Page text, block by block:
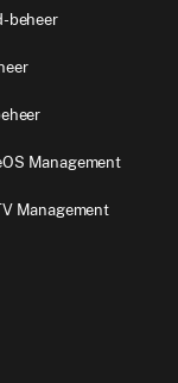
beheer
Management
Management